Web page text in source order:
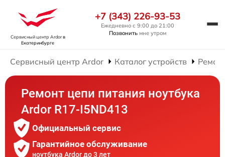
Сервисный центр Ardorв
Екатеринбурге
+7 (343) 226-93-53
Ежедневно с 9:00 до 21:00
Позвонить мне утром
Сервисный центр Ardor Каталог устройств
Ремонт цепи питания ноутбука
Ardor R17-I5ND413
Официальный сервис
Гарантийное обслуживание
ноутбука Ardor до 3 лет